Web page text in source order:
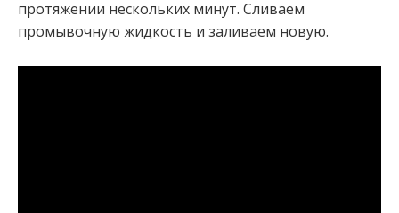
протяжении нескольких минут. Сливаем
промывочную жидкость и заливаем новую.